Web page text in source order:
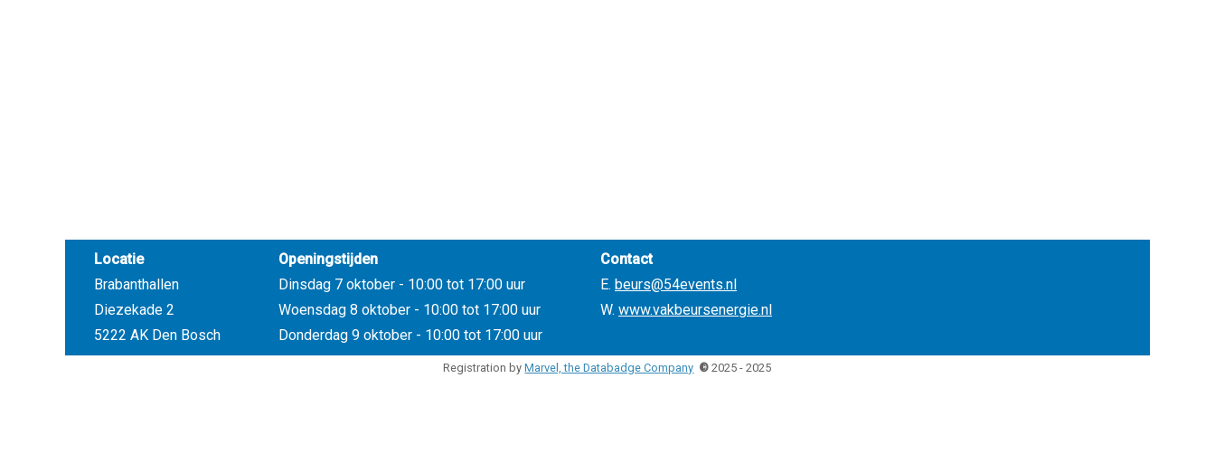
Locatie
Brabanthallen
Diezekade 2
5222 AK Den Bosch
Openingstijden
Dinsdag 7 oktober - 10:00 tot 17:00 uur
Woensdag 8 oktober - 10:00 tot 17:00 uur
Donderdag 9 oktober - 10:00 tot 17:00 uur
Contact
E. beurs@54events.nl
W. www.vakbeursenergie.nl
Registration byMarvel, the Databadge Company © 2025 - 2025